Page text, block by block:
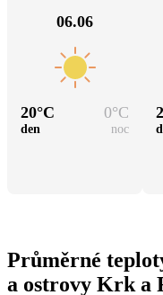
06.06
20°C 0°C
den noc
Průměrné
a ostrovy Krk a